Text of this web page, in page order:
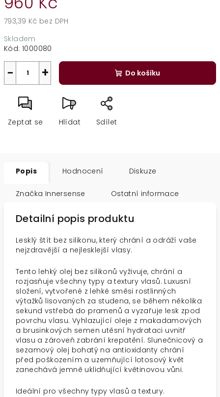
793,39 Kč bez DPH
cena:
Skladem
Kód: 1000080
+
− Do košíku
Zeptat se Hlídat Sdílet
Popis Hodnocení Diskuze
Značka Innersense Ostatní informace
Detailní popis produktu
Lesklý štít bez silikonu, který chrání a odráží vaše
nejzdravější a nejlesklejší vlasy.
Tento lehký olej bez silikonů vyživuje, chrání a
rozjasňuje všechny typy a textury vlasů. Luxusní
složení, vytvořené z lehké směsi rostlinných
výtažků lisovaných za studena, se během několika
sekund vstřebá do pramenů a vyzařuje lesk zpod
povrchu vlasu. Vyhlazující oleje z makadamových
a brusinkových semen utěsní hydrataci uvnitř
vlasu a zároveň zabrání krepatění. Slunečnicový a
sezamový olej bohatý na antioxidanty chrání
před poškozením a uzemňující lotosový květ
zanechává jemně uklidňující květinovou vůni.
Ideální pro všechny typy vlasů a textury.